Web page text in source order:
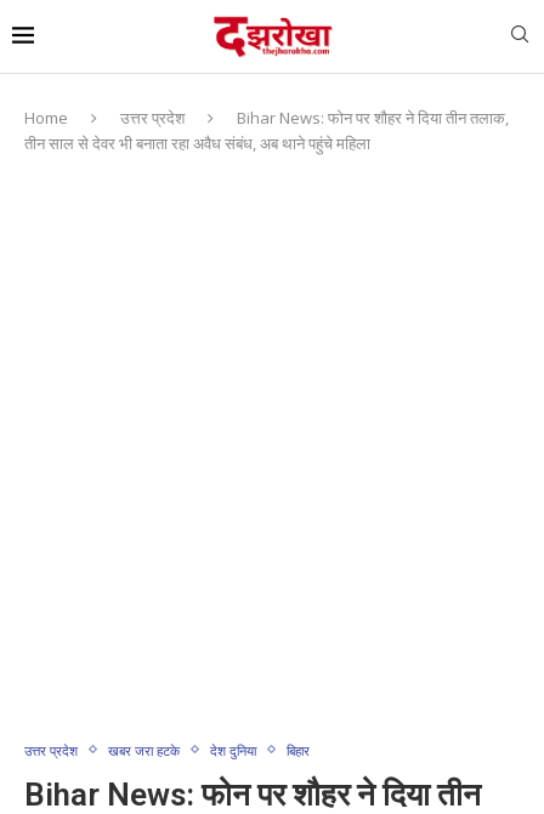
Home उत्तर प्रदेश
Bihar News: फोन पर शौहर ने दिया तीन तलाक,
तीन साल से देवर भी बनाता रहा अवैध संबंध, अब थाने पहुंचे महिला
उत्तर प्रदेश खबर जरा हटके देश दुनिया बिहार
Bihar News: फोन पर शौहर ने दिया तीन